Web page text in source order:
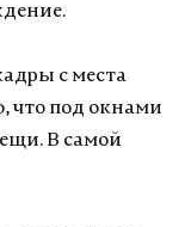
с места
что под окнами
В самой